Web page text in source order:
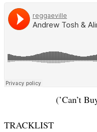
(’Can’t
TRACKLIST